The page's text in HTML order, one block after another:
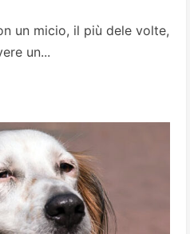
un micio, il più dele volte,
un...